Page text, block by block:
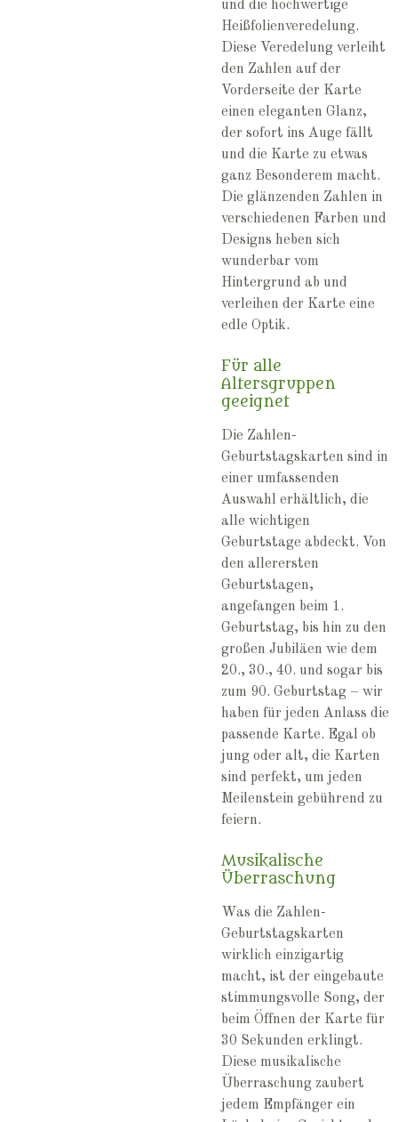
und die hochwertige
Heißfolienveredelung.
Diese Veredelung verleiht
den Zahlen auf der
Vorderseite der Karte
einen eleganten Glanz,
der sofort ins Auge fällt
und die Karte zu etwas
ganz Besonderem macht.
Die glänzenden Zahlen in
verschiedenen Farben und
Designs heben sich
wunderbar vom
Hintergrund ab und
verleihen der Karte eine
edle Optik.
Für alle
Altersgruppen
geeignet
Die Zahlen-
Geburtstagskarten sind in
einer umfassenden
Auswahl erhältlich, die
alle wichtigen
Geburtstage abdeckt. Von
den allerersten
Geburtstagen,
angefangen beim 1.
Geburtstag, bis hin zu den
großen Jubiläen wie dem
20., 30., 40. und sogar bis
zum 90. Geburtstag – wir
haben für jeden Anlass die
passende Karte. Egal ob
jung oder alt, die Karten
sind perfekt, um jeden
Meilenstein gebührend zu
feiern.
Musikalische
Überraschung
Was die Zahlen-
Geburtstagskarten
wirklich einzigartig
macht, ist der eingebaute
stimmungsvolle Song, der
beim Öffnen der Karte für
30 Sekunden erklingt.
Diese musikalische
Überraschung zaubert
jedem Empfänger ein